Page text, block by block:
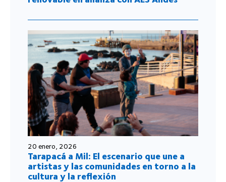
20 enero, 2026
Tarapacá a Mil: El escenario que une a
artistas y las comunidades en torno a la
cultura y la reflexión